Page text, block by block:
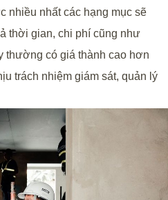
nhiều nhất các hạng mục sẽ
thời gian, chi phí cũng như
thường có giá thành cao hơn
trách nhiệm giám sát, quản lý